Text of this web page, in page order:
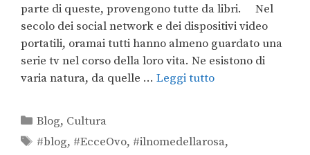
parte di queste, provengono tutte da libri. Nel
secolo dei social network e dei dispositivi video
portatili, oramai tutti hanno almeno guardato una
serie tv nel corso della loro vita. Ne esistono di
varia natura, da quelle … Leggi tutto
Blog, Cultura
#blog, #EcceOvo, #ilnomedellarosa,